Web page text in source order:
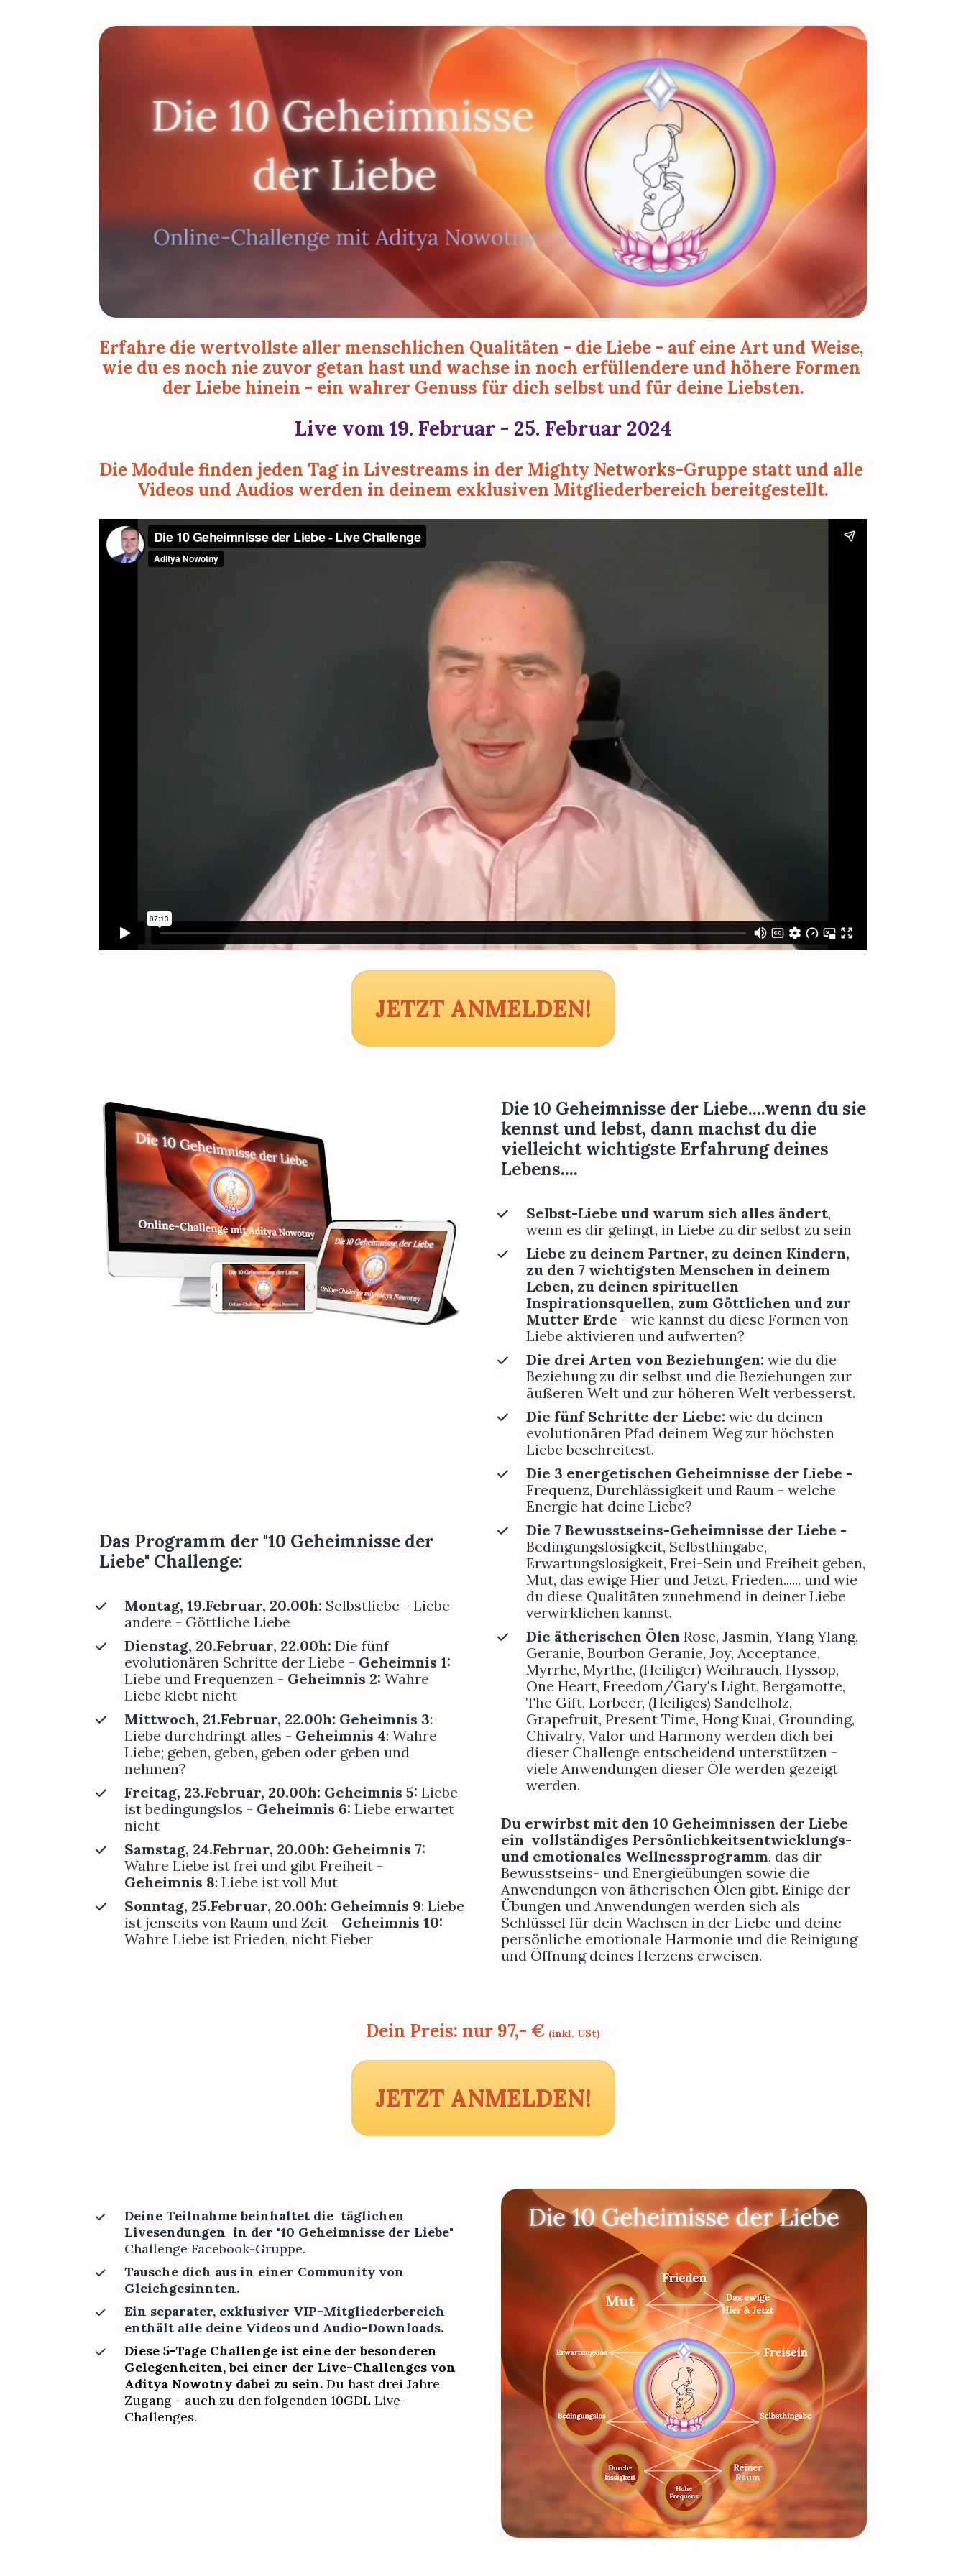
Erfahre die wertvollste aller menschlichen Qualitäten - die Liebe - auf eine Art und Weise,
wie du es noch nie zuvor getan hast und wachse in noch erfüllendere und höhere Formen
der Liebe hinein - ein wahrer Genuss für dich selbst und für deine Liebsten.
Live vom 19. Februar - 25. Februar 2024
Die Module finden jeden Tag in Livestreams in der Mighty Networks-Gruppe statt und alle
Videos und Audios werden in deinem exklusiven Mitgliederbereich bereitgestellt.
JETZT ANMELDEN!
Das Programm der "10 Geheimnisse der
Liebe" Challenge:
Montag, 19.Februar, 20.00h: Selbstliebe - Liebe
andere - Göttliche Liebe
Dienstag, 20.Februar, 22.00h: Die fünf
evolutionären Schritte der Liebe - Geheimnis 1:
Liebe und Frequenzen - Geheimnis 2: Wahre
Liebe klebt nicht
Mittwoch, 21.Februar, 22.00h: Geheimnis 3:
Liebe durchdringt alles - Geheimnis 4: Wahre
Liebe; geben, geben, geben oder geben und
nehmen?
Freitag, 23.Februar, 20.00h: Geheimnis 5: Liebe
ist bedingungslos - Geheimnis 6: Liebe erwartet
nicht
Samstag, 24.Februar, 20.00h: Geheimnis 7:
Wahre Liebe ist frei und gibt Freiheit -
Geheimnis 8: Liebe ist voll Mut
Sonntag, 25.Februar, 20.00h: Geheimnis 9: Liebe
ist jenseits von Raum und Zeit - Geheimnis 10:
Wahre Liebe ist Frieden, nicht Fieber
Die 10 Geheimnisse der Liebe....wenn du sie
kennst und lebst, dann machst du die
vielleicht wichtigste Erfahrung deines
Lebens....
Selbst-Liebe und warum sich alles ändert,
wenn es dir gelingt, in Liebe zu dir selbst zu sein
Liebe zu deinem Partner, zu deinen Kindern,
zu den 7 wichtigsten Menschen in deinem
Leben, zu deinen spirituellen
Inspirationsquellen, zum Göttlichen und zur
Mutter Erde - wie kannst du diese Formen von
Liebe aktivieren und aufwerten?
Die drei Arten von Beziehungen: wie du die
Beziehung zu dir selbst und die Beziehungen zur
äußeren Welt und zur höheren Welt verbesserst.
Die fünf Schritte der Liebe: wie du deinen
evolutionären Pfad deinem Weg zur höchsten
Liebe beschreitest.
Frequenz, Durchlässigkeit und Raum - welche
Energie hat deine Liebe?
Die 7 Bewusstseins-Geheimnisse der Liebe -
Bedingungslosigkeit, Selbsthingabe,
Erwartungslosigkeit, Frei-Sein und Freiheit geben,
Mut, das ewige Hier und Jetzt, Frieden...... und wie
du diese Qualitäten zunehmend in deiner Liebe
verwirklichen kannst.
Die ätherischen Ölen Rose, Jasmin, Ylang Ylang,
Geranie, Bourbon Geranie, Joy, Acceptance,
Myrrhe, Myrthe, (Heiliger) Weihrauch, Hyssop,
One Heart, Freedom/Gary's Light, Bergamotte,
The Gift, Lorbeer, (Heiliges) Sandelholz,
Grapefruit, Present Time, Hong Kuai, Grounding,
Chivalry, Valor und Harmony werden dich bei
dieser Challenge entscheidend unterstützen -
viele Anwendungen dieser Öle werden gezeigt
werden.
Du erwirbst mit den 10 Geheimnissen der Liebe
ein  vollständiges Persönlichkeitsentwicklungs-
und emotionales Wellnessprogramm, das dir
Bewusstseins- und Energieübungen sowie die
Anwendungen von ätherischen Ölen gibt. Einige der
Übungen und Anwendungen werden sich als
Schlüssel für dein Wachsen in der Liebe und deine
persönliche emotionale Harmonie und die Reinigung
und Öffnung deines Herzens erweisen.
Dein Preis: nur 97,- € (inkl. USt)
JETZT ANMELDEN!
Deine Teilnahme beinhaltet die  täglichen
Challenge Facebook-Gruppe.
Tausche dich aus in einer Community von
Gleichgesinnten.
Ein separater, exklusiver VIP-Mitgliederbereich
enthält alle deine Videos und Audio-Downloads.
Diese 5-Tage Challenge ist eine der besonderen
Gelegenheiten, bei einer der Live-Challenges von
Aditya Nowotny dabei zu sein. Du hast drei Jahre
Zugang - auch zu den folgenden 10GDL Live-
Challenges.